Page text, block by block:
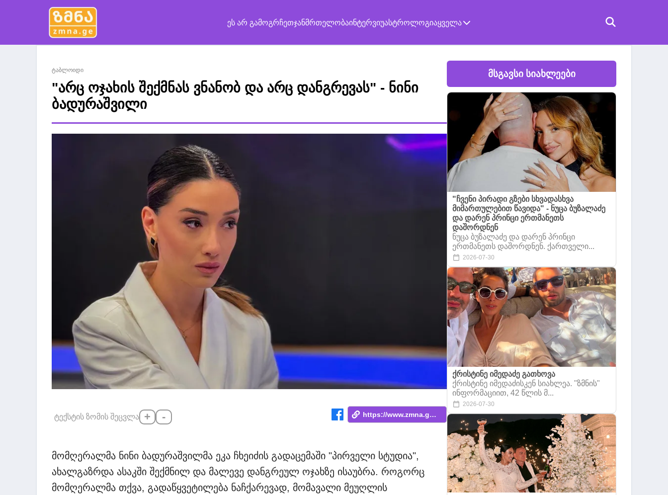
ეს არ გამოგრჩეთჯანმრთელობაინტერვიუასტროლოგიაყველა
ტაბლოიდი
"არც ოჯახის შექმნას ვნანობ და არც დანგრევას" - ნინი
ბადურაშვილი
ტექსტის ზომის შეცვლა + - https://www.zmna.ge/news/arts-ojakhis-sh...
მომღერალმა ნინი ბადურაშვილმა ეკა ჩხეიძის გადაცემაში "პირველი სტუდია",
ახალგაზრდა ასაკში შექმნილ და მალევე დანგრეულ ოჯახზე ისაუბრა. როგორც
მომღერალმა თქვა, გადაწყვეტილება ნაჩქარევად, მომავალი მეუღლის
მსგავსი სიახლეები
"ჩვენი პირადი გზები სხვადასხვა
მიმართულებით წავიდა" - ნუცა ბუზალაძე
და დარენ პრინცი ერთმანეთს
დაშორდნენ
ნუცა ბუზალაძე და დარენ პრინცი
ერთმანეთს დაშორდნენ. ქართველი...
2026-07-30
ქრისტინე იმედაძე გათხოვა
ქრისტინე იმედაძისკენ სიახლეა. "ზმნის"
ინფორმაციით, 42 წლის მ...
2026-07-30